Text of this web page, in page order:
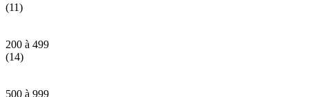
(11)
200 à 499
(14)
500 à 999